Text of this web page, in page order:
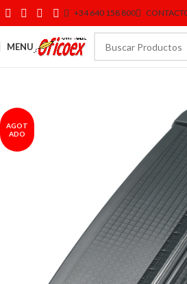
+34 640 158 800
MENU
AGOT
ADO